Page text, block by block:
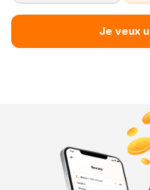
Je veux